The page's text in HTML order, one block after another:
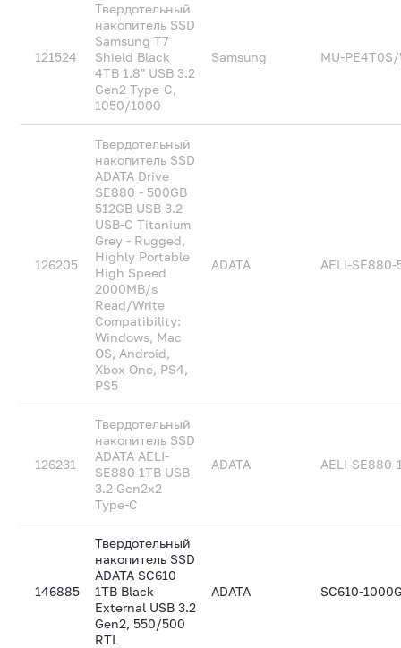
121524
Твердотельный
накопитель SSD
Samsung T7
Shield Black
4TB 1.8" USB 3.2
Gen2 Type-C,
1050/1000
Samsung MU-PE4T0S/
126205
Твердотельный
накопитель SSD
ADATA Drive
SE880 - 500GB
512GB USB 3.2
USB-C Titanium
Grey - Rugged,
Highly Portable
High Speed
2000MB/s
Read/Write
Compatibility:
Windows, Mac
OS, Android,
Xbox One, PS4,
PS5
ADATA AELI-SE880-
126231
Твердотельный
накопитель SSD
ADATA AELI-
SE880 1TB USB
3.2 Gen2x2
Type-C
ADATA AELI-SE880-
146885
Твердотельный
накопитель SSD
ADATA SC610
1TB Black
External USB 3.2
Gen2, 550/500
RTL
ADATA SC610-